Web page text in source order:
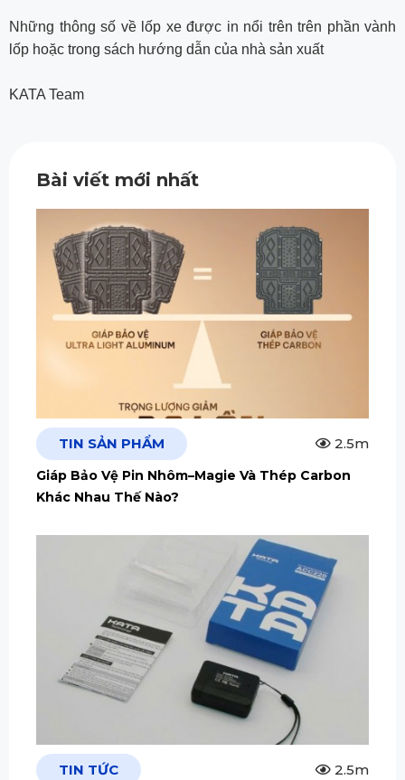
Những thông số về lốp xe được in nổi trên trên phần vành
lốp hoặc trong sách hướng dẫn của nhà sản xuất
KATA Team
Bài viết mới nhất
TIN SẢN PHẨM 2.5m
Giáp Bảo Vệ Pin Nhôm–Magie Và Thép Carbon
Khác Nhau Thế Nào?
TIN TỨC 2.5m